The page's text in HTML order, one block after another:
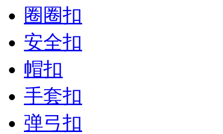
圈圈扣
安全扣
帽扣
手套扣
弹弓扣